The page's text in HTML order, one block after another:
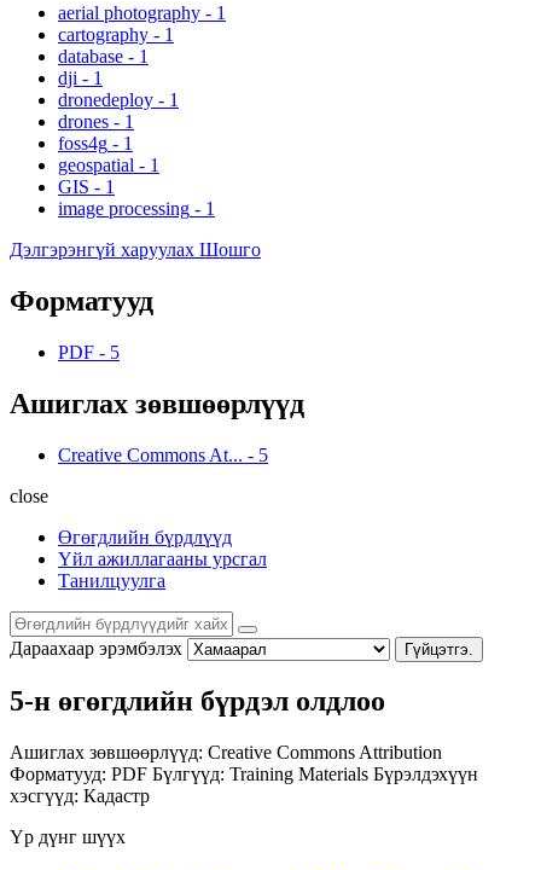
aerial photography - 1
cartography - 1
database - 1
dji - 1
dronedeploy - 1
drones - 1
foss4g - 1
geospatial - 1
GIS - 1
image processing - 1
Дэлгэрэнгүй харуулах Шошго
Форматууд
PDF - 5
Ашиглах зөвшөөрлүүд
Creative Commons At... - 5
close
Өгөгдлийн бүрдлүүд
Үйл ажиллагааны урсгал
Танилцуулга
Дараахаар эрэмбэлэх Гүйцэтгэ.
5-н өгөгдлийн бүрдэл олдлоо
Ашиглах зөвшөөрлүүд: Creative Commons Attribution
Форматууд: PDF Бүлгүүд: Training Materials Бүрэлдэхүүн
хэсгүүд: Кадастр
Үр дүнг шүүх